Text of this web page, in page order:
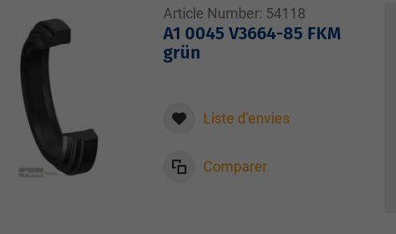
Article Number: 54118
A1 0045 V3664-85 FKM
grün
Liste d’envies
Comparer